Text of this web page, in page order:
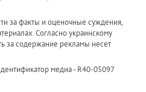
за факты и оценочные суждения,
Согласно украинскому
за содержание рекламы несет
медиа - R40-05097